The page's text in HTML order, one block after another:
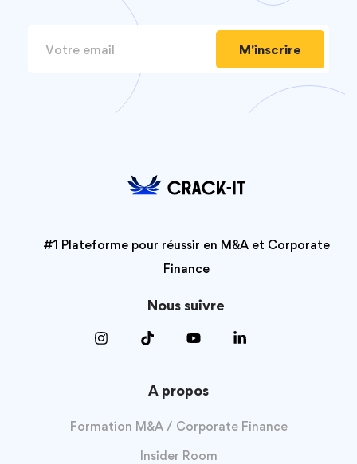
M'inscrire
#1 Plateforme pour réussir en M&A et Corporate
Finance
Nous suivre
A propos
Formation M&A / Corporate Finance
Insider Room